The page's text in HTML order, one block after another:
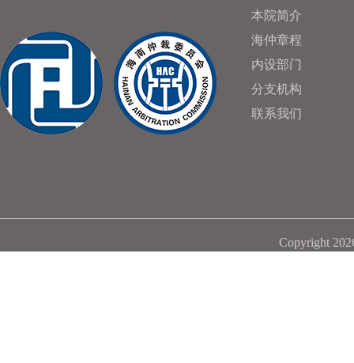
本院简介
海仲章程
内设部门
分支机构
联系我们
Copyright